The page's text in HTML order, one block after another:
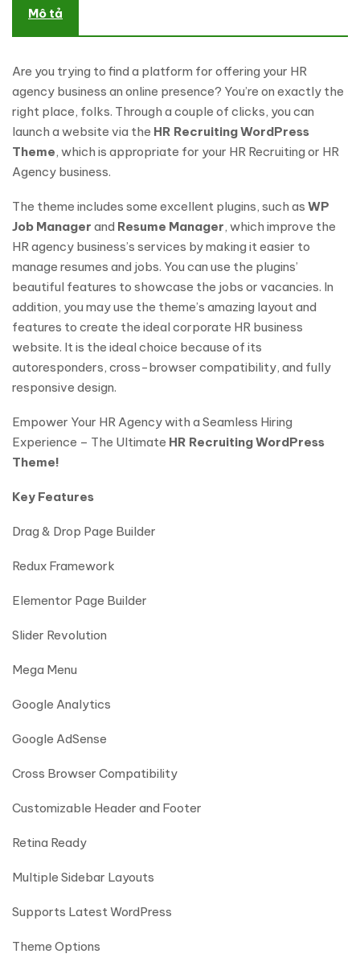
Mô tả
Are you trying to find a platform for offering your HR
agency business an online presence? You’re on exactly the
right place, folks. Through a couple of clicks, you can
launch a website via the HR Recruiting WordPress
Theme, which is appropriate for your HR Recruiting or HR
Agency business.
The theme includes some excellent plugins, such as WP
Job Manager and Resume Manager, which improve the
HR agency business’s services by making it easier to
manage resumes and jobs. You can use the plugins’
beautiful features to showcase the jobs or vacancies. In
addition, you may use the theme’s amazing layout and
features to create the ideal corporate HR business
website. It is the ideal choice because of its
autoresponders, cross-browser compatibility, and fully
responsive design.
Empower Your HR Agency with a Seamless Hiring
Experience – The Ultimate HR Recruiting WordPress
Theme!
Key Features
Drag & Drop Page Builder
Redux Framework
Elementor Page Builder
Slider Revolution
Mega Menu
Google Analytics
Google AdSense
Cross Browser Compatibility
Customizable Header and Footer
Retina Ready
Multiple Sidebar Layouts
Supports Latest WordPress
Theme Options